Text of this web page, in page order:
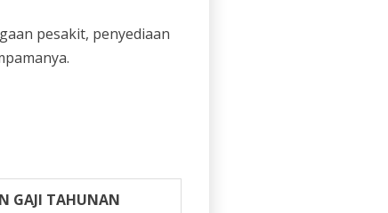
pesakit, penyediaan
GAJI TAHUNAN